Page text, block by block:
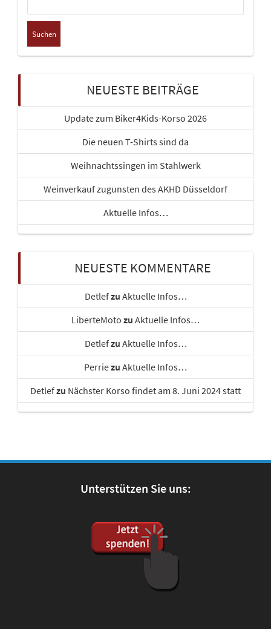
NEUESTE BEITRÄGE
Update zum Biker4Kids-Korso 2026
Die neuen T-Shirts sind da
Weihnachtssingen im Stahlwerk
Weinverkauf zugunsten des AKHD Düsseldorf
Aktuelle Infos…
NEUESTE KOMMENTARE
Detlefzu Aktuelle Infos…
LiberteMoto zu Aktuelle Infos…
Detlefzu Aktuelle Infos…
Perriezu Aktuelle Infos…
Detlefzu Nächster Korso findet am 8. Juni 2024 statt
Unterstützen Sie uns: